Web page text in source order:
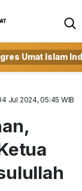
Umat Islam
Jul 2024, 05:45 WIB